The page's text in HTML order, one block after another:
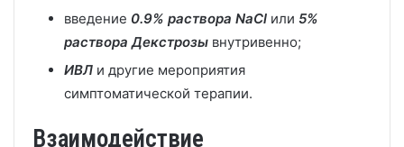
введение 0.9% раствора NaCl или 5%
раствора Декстрозы внутривенно;
ИВЛ и другие мероприятия
симптоматической терапии.
Взаимодействие